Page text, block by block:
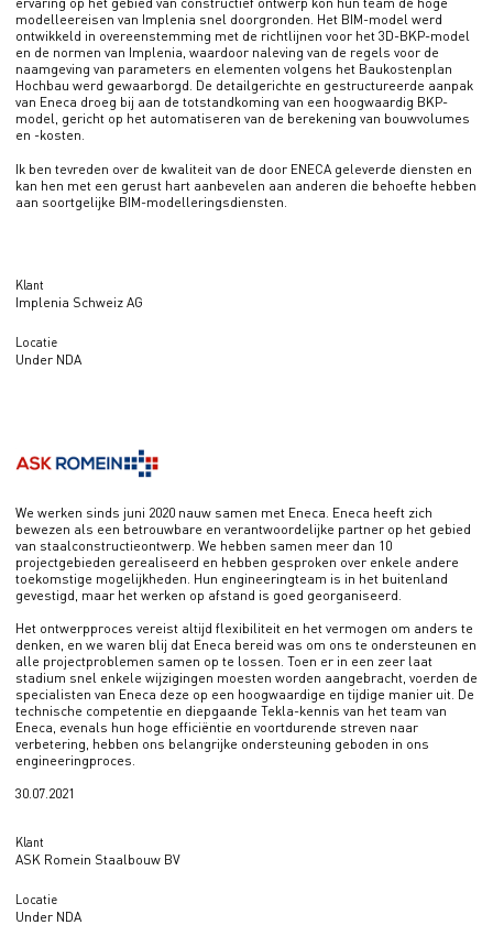
Klant
Implenia Schweiz AG
Locatie
Under NDA
modelleereisen van Implenia snel doorgronden. Het BIM-model werd
ontwikkeld in overeenstemming met de richtlijnen voor het 3D-BKP-model
en de normen van Implenia, waardoor naleving van de regels voor de
naamgeving van parameters en elementen volgens het Baukostenplan
Hochbau werd gewaarborgd. De detailgerichte en gestructureerde aanpak
van Eneca droeg bij aan de totstandkoming van een hoogwaardig BKP-
model, gericht op het automatiseren van de berekening van bouwvolumes
en -kosten.
Ik ben tevreden over de kwaliteit van de door ENECA geleverde diensten en
kan hen met een gerust hart aanbevelen aan anderen die behoefte hebben
aan soortgelijke BIM-modelleringsdiensten.
Klant
ASK Romein Staalbouw BV
Locatie
Under NDA
We werken sinds juni 2020 nauw samen met Eneca. Eneca heeft zich
bewezen als een betrouwbare en verantwoordelijke partner op het gebied
van staalconstructieontwerp. We hebben samen meer dan 10
projectgebieden gerealiseerd en hebben gesproken over enkele andere
toekomstige mogelijkheden. Hun engineeringteam is in het buitenland
gevestigd, maar het werken op afstand is goed georganiseerd.
Het ontwerpproces vereist altijd flexibiliteit en het vermogen om anders te
denken, en we waren blij dat Eneca bereid was om ons te ondersteunen en
alle projectproblemen samen op te lossen. Toen er in een zeer laat
stadium snel enkele wijzigingen moesten worden aangebracht, voerden de
specialisten van Eneca deze op een hoogwaardige en tijdige manier uit. De
technische competentie en diepgaande Tekla-kennis van het team van
Eneca, evenals hun hoge efficiëntie en voortdurende streven naar
verbetering, hebben ons belangrijke ondersteuning geboden in ons
engineeringproces.
30.07.2021